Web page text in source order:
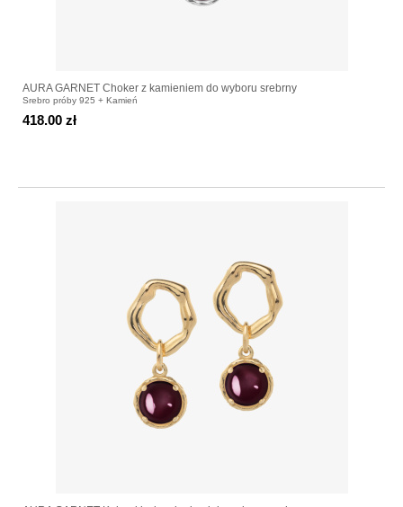
AURA GARNET Choker z kamieniem do wyboru srebrny
Srebro próby 925 + Kamień
418.00 zł